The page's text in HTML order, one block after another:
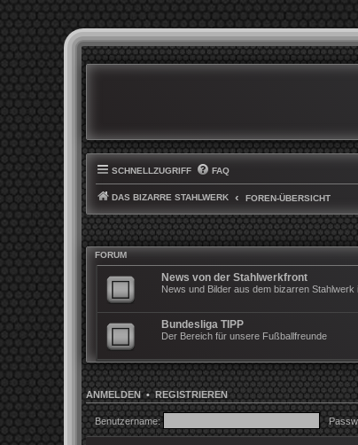
SCHNELLZUGRIFF FAQ
DAS BIZARRE STAHLWERK FOREN-ÜBERSICHT
FORUM
News von der Stahlwerkfront
News und Bilder aus dem bizarren Stahlwerk
Bundesliga TIPP
Der Bereich für unsere Fußballfreunde
ANMELDEN•REGISTRIEREN
Benutzername: